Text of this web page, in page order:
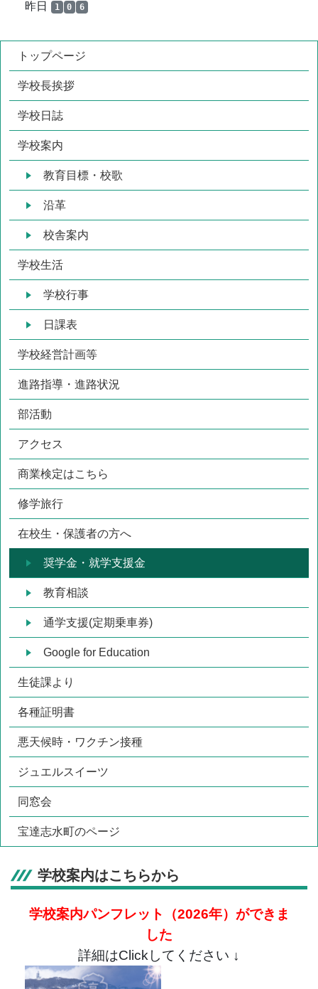
昨日 1 0 6
トップページ
学校長挨拶
学校日誌
学校案内
教育目標・校歌
沿革
校舎案内
学校生活
学校行事
日課表
学校経営計画等
進路指導・進路状況
部活動
アクセス
商業検定はこちら
修学旅行
在校生・保護者の方へ
奨学金・就学支援金
教育相談
通学支援(定期乗車券)
Google for Education
生徒課より
各種証明書
悪天候時・ワクチン接種
ジュエルスイーツ
同窓会
宝達志水町のページ
学校案内はこちらから
学校案内パンフレット（2026年） ができま
した
詳細はClickしてください ↓